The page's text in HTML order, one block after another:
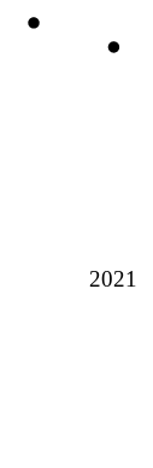
2021